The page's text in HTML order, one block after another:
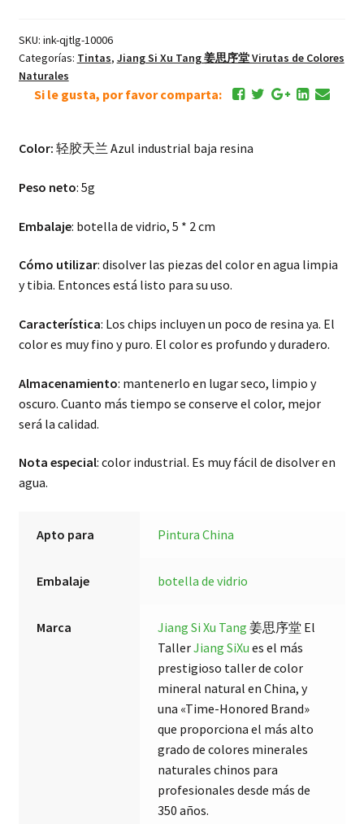
5g
cantidad
SKU: ink-qjtlg-10006
Categorías: Tintas, Jiang Si Xu Tang 姜思序堂 Virutas de Colores
Naturales
Si le gusta, por favor comparta:
Color: 轻胶天兰 Azul industrial baja resina
Peso neto: 5g
Embalaje: botella de vidrio, 5 * 2 cm
Cómo utilizar: disolver las piezas del color en agua limpia
y tibia. Entonces está listo para su uso.
Característica: Los chips incluyen un poco de resina ya. El
color es muy fino y puro. El color es profundo y duradero.
Almacenamiento: mantenerlo en lugar seco, limpio y
oscuro. Cuanto más tiempo se conserve el color, mejor
será la calidad.
Nota especial: color industrial. Es muy fácil de disolver en
agua.
Apto para Pintura China
Embalaje botella de vidrio
Marca Jiang Si Xu Tang 姜思序堂 El
TallerJiang SiXu es el más
prestigioso taller de color
mineral natural en China, y
una «Time-Honored Brand»
que proporciona el más alto
grado de colores minerales
naturales chinos para
profesionales desde más de
350 años.